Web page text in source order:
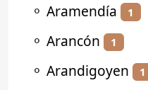
⚬ Aramendía 1
⚬ Arancón 1
⚬ Arandigoyen 1